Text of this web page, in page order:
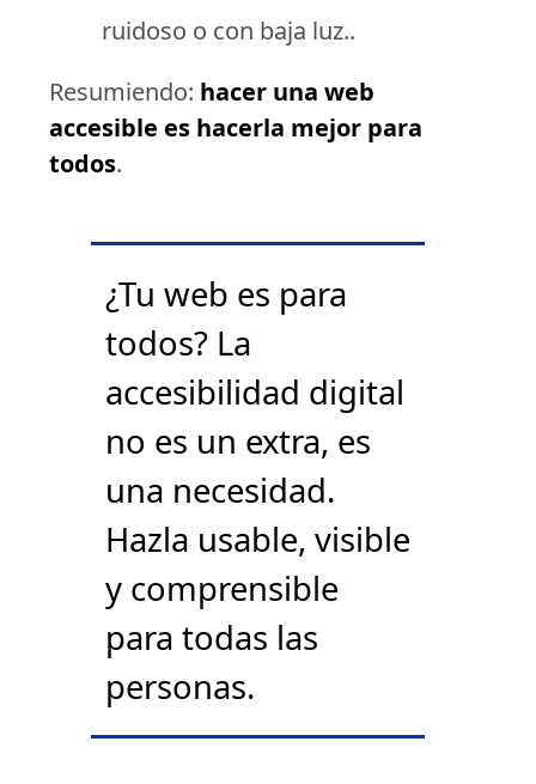
ruidoso o con baja luz..
Resumiendo: hacer una web
accesible es hacerla mejor para
todos.
¿Tu web es para
todos? La
accesibilidad digital
no es un extra, es
una necesidad.
Hazla usable, visible
y comprensible
para todas las
personas.